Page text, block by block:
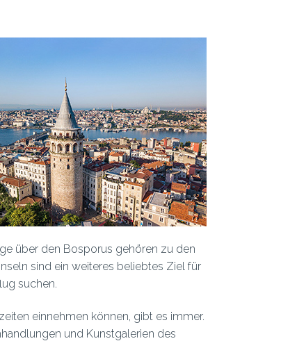
über den Bosporus gehören zu den
sind ein weiteres beliebtes Ziel für
suchen.
einnehmen können, gibt es immer.
und Kunstgalerien des